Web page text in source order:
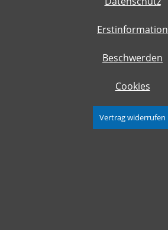
Erstinformation
Beschwerden
Cookies
Vertrag widerrufen